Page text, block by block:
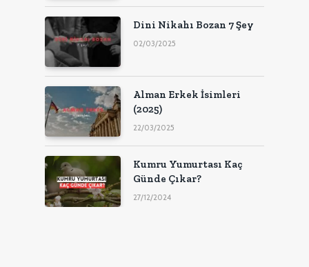
Dini Nikahı Bozan 7 Şey
02/03/2025
Alman Erkek İsimleri
(2025)
22/03/2025
Kumru Yumurtası Kaç
Günde Çıkar?
27/12/2024